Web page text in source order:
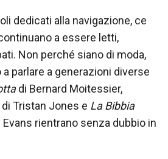
dedicati alla navigazione, ce
a essere letti,
Non perché siano di moda,
parlare a generazioni diverse
di Bernard Moitessier,
di Tristan Jones e La Bibbia
rientrano senza dubbio in